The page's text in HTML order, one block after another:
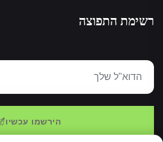
רשימת התפוצה
הירשמו עכשיו